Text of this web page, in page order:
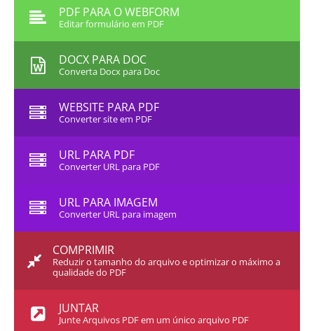
PDF PARA O WEBFORM
Editar formulário em PDF
DOCX PARA DOC
Converta Docx para Doc
WEBSITE PARA PDF
Converter site em PDF
URL PARA PDF
Converter URL para PDF
URL PARA IMAGEM
Converter URL para imagem
COMPRIMIR
Reduzir o tamanho do arquivo e optimizar o máximo a
qualidade do PDF
JUNTAR
Junte Arquivos PDF em um único arquivo PDF